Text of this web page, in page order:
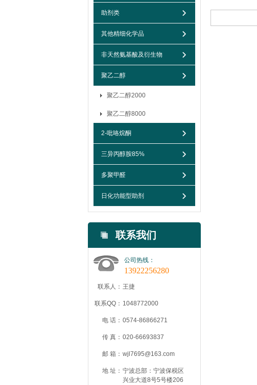
助剂类
其他精细化学品
非天然氨基酸及衍生物
聚乙二醇
聚乙二醇2000
聚乙二醇8000
2-吡咯烷酮
三异丙醇胺85%
多聚甲醛
日化功能型助剂
联系我们
公司热线：
13922256280
联系人： 王捷
联系QQ： 1048772000
电 话： 0574-86866271
传 真： 020-66693837
邮 箱： wjl7695@163.com
地 址： 宁波总部：宁波保税区
兴业大道8号5号楼206